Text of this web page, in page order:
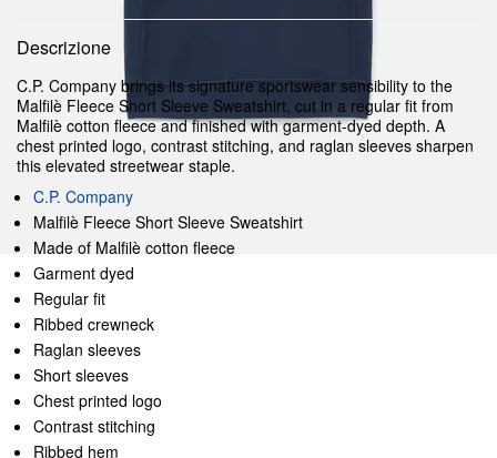
Descrizione
C.P. Company brings its signature sportswear sensibility to the
Malfilè Fleece Short Sleeve Sweatshirt, cut in a regular fit from
Malfilè cotton fleece and finished with garment-dyed depth. A
chest printed logo, contrast stitching, and raglan sleeves sharpen
this elevated streetwear staple.
C.P. Company
Malfilè Fleece Short Sleeve Sweatshirt
Made of Malfilè cotton fleece
Garment dyed
Regular fit
Ribbed crewneck
Raglan sleeves
Short sleeves
Chest printed logo
Contrast stitching
Ribbed hem